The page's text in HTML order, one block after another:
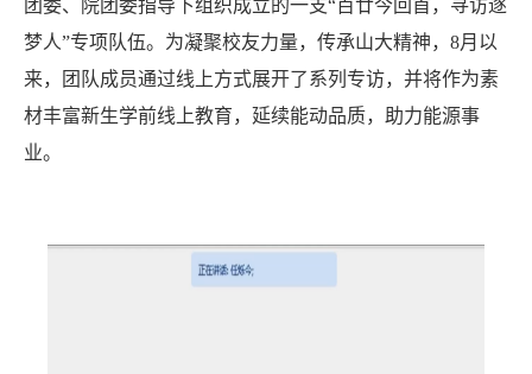
团委、院团委指导下组织成立的一支“百廿今回首，寻访逐
梦人”专项队伍。为凝聚校友力量，传承山大精神，8月以
来，团队成员通过线上方式展开了系列专访，并将作为素
材丰富新生学前线上教育，延续能动品质，助力能源事
业。